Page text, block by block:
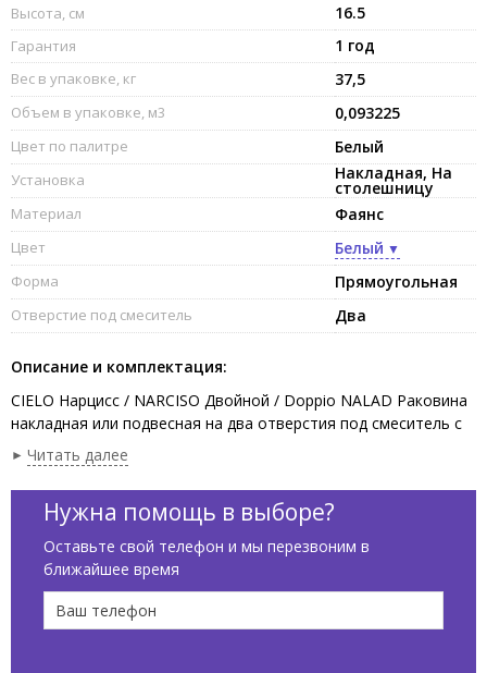
Высота, см 16.5
Гарантия 1 год
Вес в упаковке, кг 37,5
Объем в упаковке, м3 0,093225
Цвет по палитре Белый
Установка Накладная, На
столешницу
Материал Фаянс
Цвет Белый
Форма Прямоугольная
Отверстие под смеситель Два
Описание и комплектация:
CIELO Нарцисс / NARCISO Двойной / Doppio NALAD Раковина
накладная или подвесная на два отверстия под смеситель с
возможностью выполнения шести отверстий, без слива-
перелива, две чаши. Одна сторона не покрыта эмалью, в
комплекте с крепежами. Установка на консоль,столешницу,
возможна подвесная установка. Размеры :113 x 50 x 16,5h см,
цвет белый глянцевый / Gloss White.
Читать далее
Нужна помощь в выборе?
Оставьте свой телефон и мы перезвоним в
ближайшее время